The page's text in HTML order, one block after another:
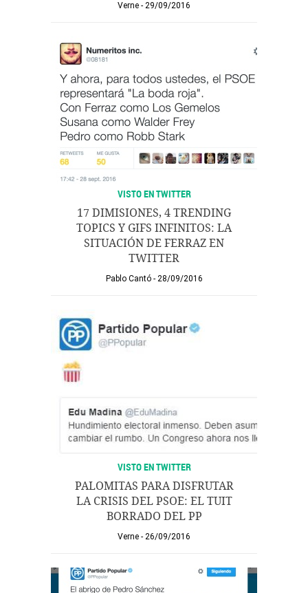
Verne 29/09/2016
VISTO EN TWITTER
17 DIMISIONES, 4 TRENDING
TOPICS Y GIFS INFINITOS: LA
SITUACIÓN DE FERRAZ EN
TWITTER
Pablo Cantó 28/09/2016
VISTO EN TWITTER
PALOMITAS PARA DISFRUTAR
LA CRISIS DEL PSOE: EL TUIT
BORRADO DEL PP
Verne 26/09/2016